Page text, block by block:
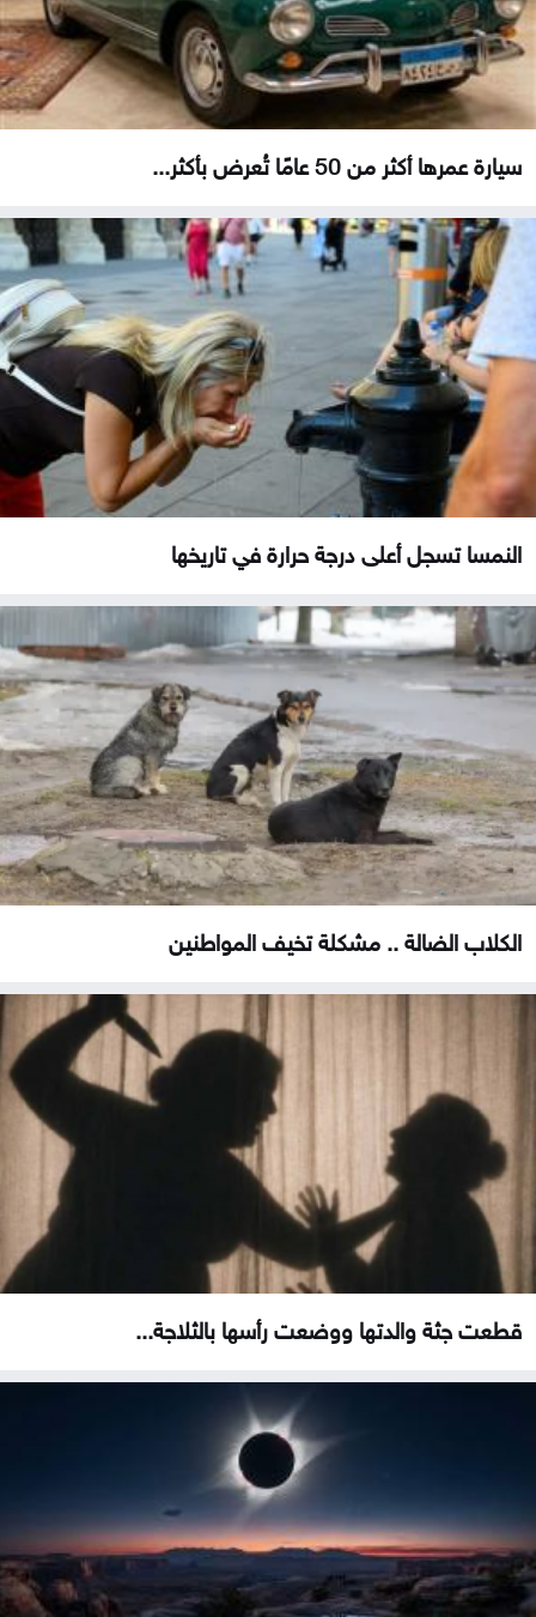
سيارة عمرها أكثر من 50 عامًا تُعرض بأكثر...
النمسا تسجل أعلى درجة حرارة في تاريخها
الكلاب الضالة .. مشكلة تخيف المواطنين
قطعت جثة والدتها ووضعت رأسها بالثلاجة...